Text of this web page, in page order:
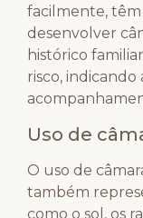
facilmente,
desenvolver
histórico
risco,
Uso de
O uso de
também
como o sol, os